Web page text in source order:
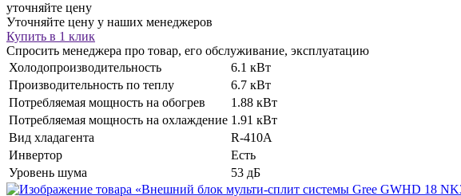
уточняйте цену
Уточняйте цену у наших менеджеров
Купить в 1 клик
Спросить менеджера про товар, его обслуживание, эксплуатацию
Холодопроизводительность
6.1 кВт
Производительность по теплу
6.7 кВт
Потребляемая мощность на обогрев
1.88 кВт
Потребляемая мощность на охлаждение 1.91 кВт
Вид хладагента
R-410A
Инвертор
Есть
Уровень шума
53 дБ